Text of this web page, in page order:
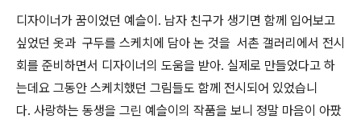
디자이너가 꿈이었던 예슬이. 남자 친구가 생기면 함께 입어보고
싶었던 옷과 구두를 스케치에 담아 논 것을 서촌 갤러리에서 전시
회를 준비하면서 디자이너의 도움을 받아. 실제로 만들었다고 하
는데요 그동안 스케치했던 그림들도 함께 전시되어 있었습니
다. 사랑하는 동생을 그린 예슬이의 작품을 보니 정말 마음이 아팠